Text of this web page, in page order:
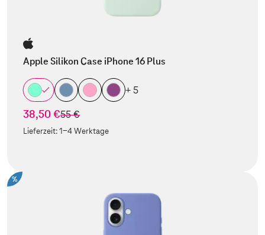
Apple Silikon Case iPhone 16 Plus
+ 5
38,50 €statt
55 €
Lieferzeit:1-4 Werktage
%